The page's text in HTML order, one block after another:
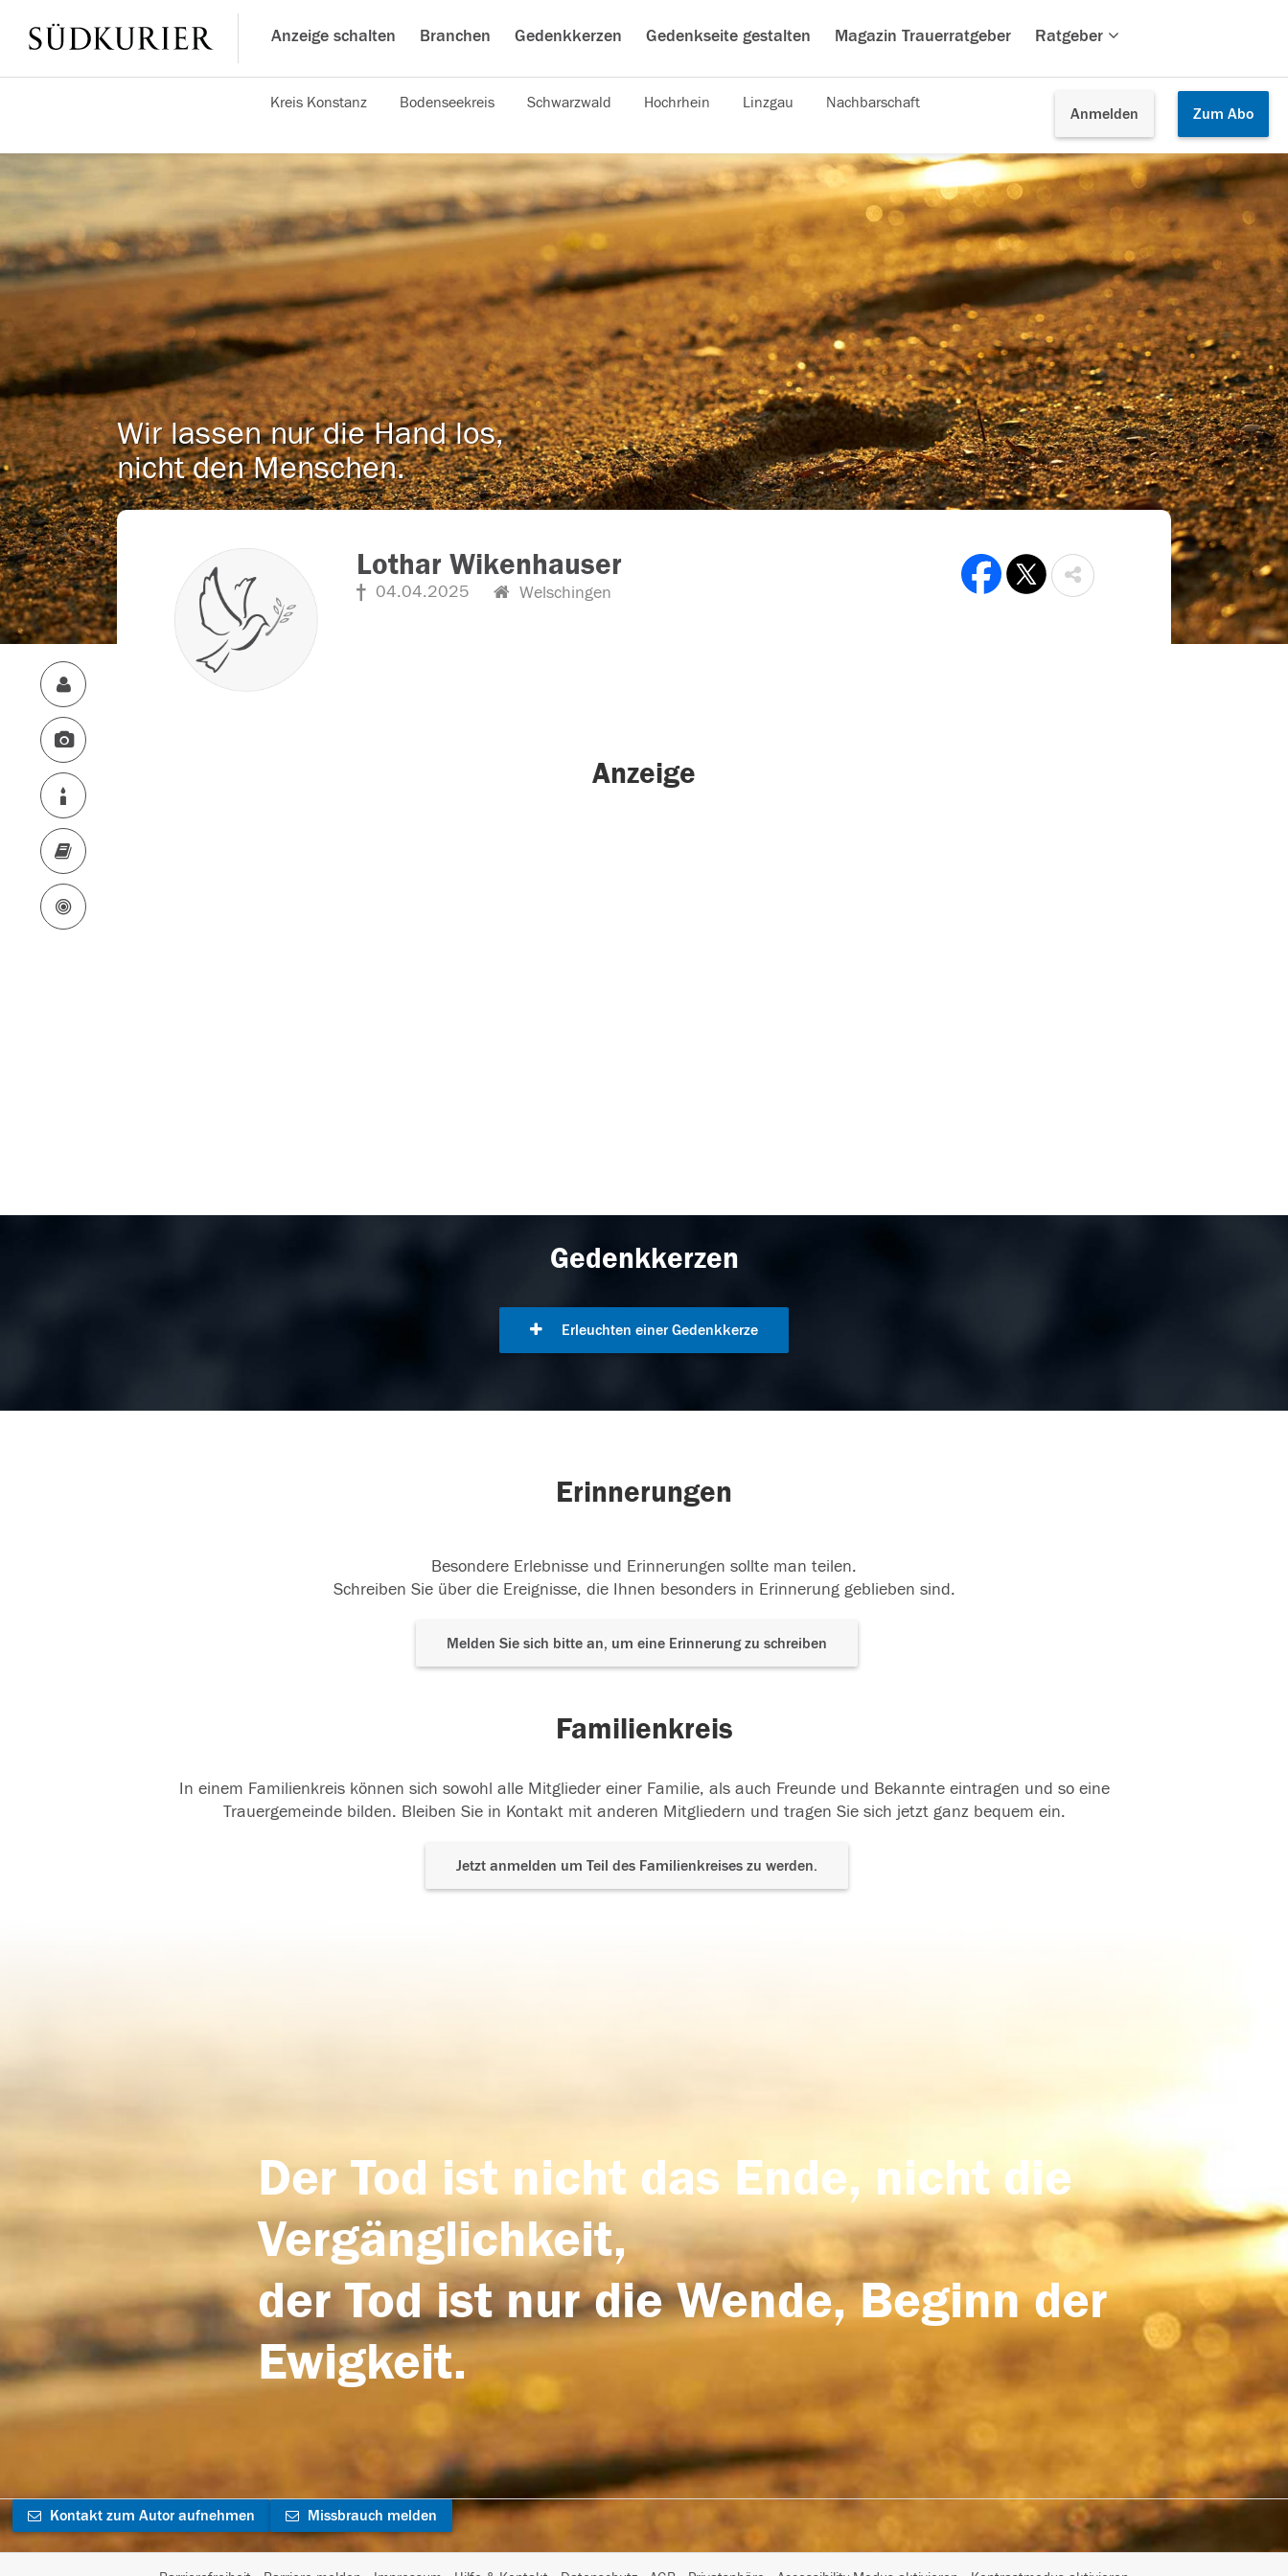
Anzeige schalten Branchen Gedenkkerzen Gedenkseite gestalten Magazin Trauerratgeber Ratgeber
Anmelden Zum Abo
Kreis Konstanz Bodenseekreis Schwarzwald Hochrhein Linzgau Nachbarschaft
Wir lassen nur die Hand los,
nicht den Menschen.
Lothar Wikenhauser
04.04.2025 Welschingen
Anzeige
Gedenkkerzen
Erleuchten einer Gedenkkerze
Erinnerungen
Besondere Erlebnisse und Erinnerungen sollte man teilen.
Schreiben Sie über die Ereignisse, die Ihnen besonders in Erinnerung geblieben sind.
Melden Sie sich bitte an, um eine Erinnerung zu schreiben
Familienkreis
In einem Familienkreis können sich sowohl alle Mitglieder einer Familie, als auch Freunde und Bekannte eintragen und so eine
Trauergemeinde bilden. Bleiben Sie in Kontakt mit anderen Mitgliedern und tragen Sie sich jetzt ganz bequem ein.
Jetzt anmelden um Teil des Familienkreises zu werden.
Der Tod ist nicht das Ende, nicht die
Vergänglichkeit,
der Tod ist nur die Wende, Beginn der
Ewigkeit.
Kontakt zum Autor aufnehmen Missbrauch melden